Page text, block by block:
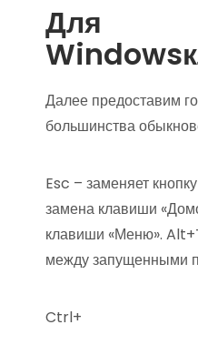
Для
Далее предоставим
большинства
Esc – заменяет
замена клавиши
клавиши «Меню».
между запущенными
Ctrl+